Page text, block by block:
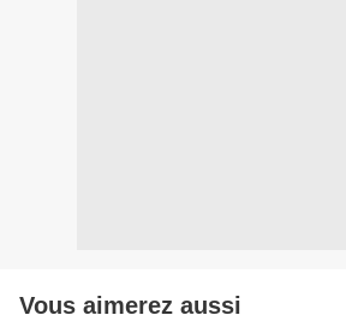
Vous aimerez aussi